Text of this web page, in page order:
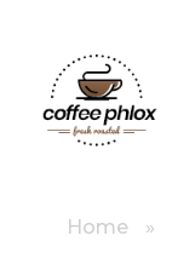
Home »